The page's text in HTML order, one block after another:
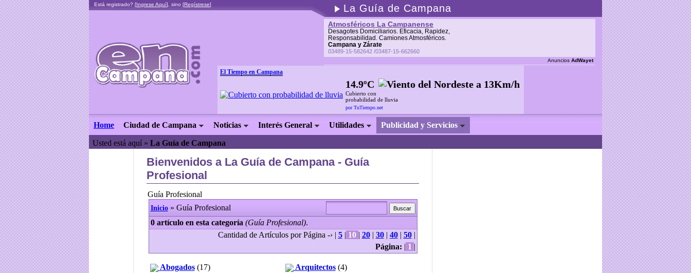
Está registrado? [Ingrese Aquí], sino [Regístrese] La Guía de Campana
Atmosféricos La Campanense
Desagotes Domiciliarios. Eficacia, Rapidez,
Responsabilidad. Camiones Atmosféricos.
Campana y Zárate
03489-15-582642 /03487-15-662660
Anuncios AdWayet
El Tiempo en Campana
14.9ºC
Cubierto con
probabilidad de lluvia
por TuTiempo.net
Home Ciudad de Campana Noticias Interés General Utilidades Publicidad y Servicios
Usted está aquí » La Guía de Campana
Bienvenidos a La Guía de Campana - Guía
Profesional
Guía Profesional
Inicio» Guía Profesional
0 artículo en esta categoría (Guía Profesional).
Cantidad de Artículos por Página -› | 5| 10 | 20| 30| 40| 50|
Página: | 1 |
Abogados(17) Arquitectos(4)